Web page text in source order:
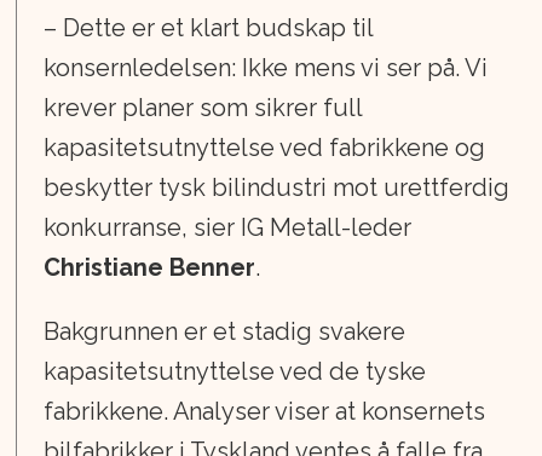
– Dette er et klart budskap til
konsernledelsen: Ikke mens vi ser på. Vi
krever planer som sikrer full
kapasitetsutnyttelse ved fabrikkene og
beskytter tysk bilindustri mot urettferdig
konkurranse, sier IG Metall-leder
Christiane Benner.
Bakgrunnen er et stadig svakere
kapasitetsutnyttelse ved de tyske
fabrikkene. Analyser viser at konsernets